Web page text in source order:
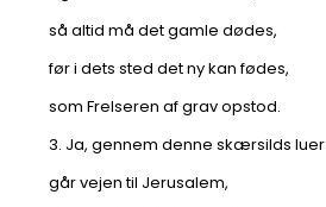
så altid må det gamle dødes,
før i dets sted det ny kan fødes,
som Frelseren af grav opstod.
3. Ja, gennem denne skærsilds luer
går vejen til Jerusalem,